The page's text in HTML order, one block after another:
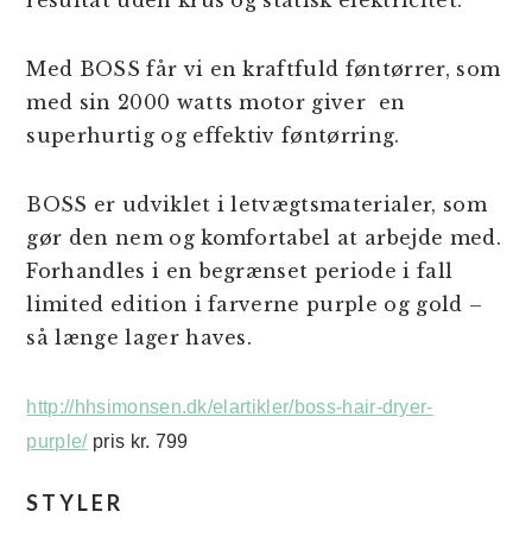
Med BOSS får vi en kraftfuld føntørrer, som
med sin 2000 watts motor giver en
superhurtig og effektiv føntørring.
BOSS er udviklet i letvægtsmaterialer, som
gør den nem og komfortabel at arbejde med.
Forhandles i en begrænset periode i fall
limited edition i farverne purple og gold –
så længe lager haves.
http://hhsimonsen.dk/elartikler/boss-hair-dryer-
purple/pris kr. 799
STYLER